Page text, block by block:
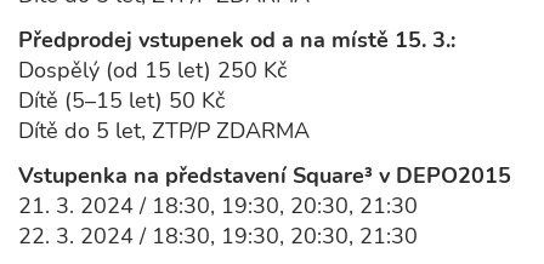
Předprodej vstupenek od a na místě 15. 3.:
Dospělý (od 15 let) 250 Kč
Dítě (5–15 let) 50 Kč
Dítě do 5 let, ZTP/P ZDARMA
Vstupenka na představení Square³ v DEPO2015
21. 3. 2024 / 18:30, 19:30, 20:30, 21:30
22. 3. 2024 / 18:30, 19:30, 20:30, 21:30